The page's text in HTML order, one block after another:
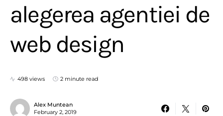
alegerea agentiei de
web design
498 views 2 minute read
Alex Muntean
February 2, 2019